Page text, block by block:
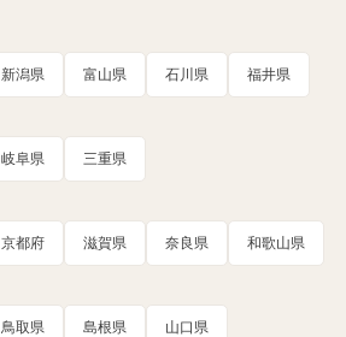
新潟県 富山県 石川県 福井県
岐阜県 三重県
京都府 滋賀県 奈良県 和歌山県
鳥取県 島根県 山口県